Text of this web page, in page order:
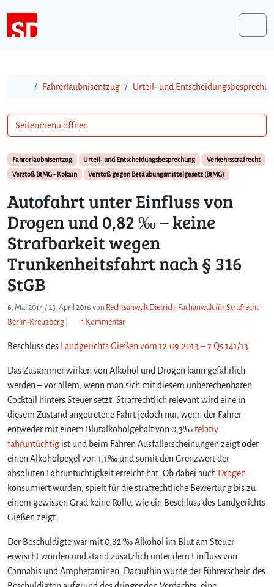
StartFahrerlaubnisentzug Urteil- und
Fahrerlaubnisentzug Urteil- und Entscheidungsbesprechung
Verkehrsstrafrecht
Verstoß BtMG - Kokain
Verstoß gegen Betäubungsmittelgesetz (BtMG)
Autofahrt unter Einfluss von
Drogen und 0,82 ‰ – keine
Strafbarkeit wegen
Trunkenheitsfahrt nach § 316
StGB
6. Mai 2014 /23. April 2016 von Rechtsanwalt Dietrich, Fachanwalt für Strafrecht -
Berlin-Kreuzberg
1 Kommentarz
A
t
o
f
a
t
u
n
t
e
i
n
l
Beschluss des Landgerichts Gießen vom 12.09.2013 – 7 Qs 141/13
Das Zusammenwirken von Alkohol und Drogen kann gefährlich
werden – vor allem, wenn man sich mit diesem unberechenbaren
Cocktail hinters Steuer setzt. Strafrechtlich relevant wird eine in
diesem Zustand angetretene Fahrt jedoch nur, wenn der Fahrer
entweder mit einem Blutalkoholgehalt von 0,3‰ relativ
fahruntüchtig ist und beim Fahren Ausfallerscheinungen zeigt oder
einen Alkoholpegel von 1,1‰ und somit den Grenzwert der
absoluten Fahruntüchtigkeit erreicht hat. Ob dabei auch Drogen
konsumiert wurden, spielt für die strafrechtliche Bewertung bis zu
einem gewissen Grad keine Rolle, wie ein Beschluss des Landgerichts
Gießen zeigt.
Der Beschuldigte war mit 0,82 ‰ Alkohol im Blut am Steuer
erwischt worden und stand zusätzlich unter dem Einfluss von
Cannabis und Amphetaminen. Daraufhin wurde der Führerschein des
Seitenmenü öffnen